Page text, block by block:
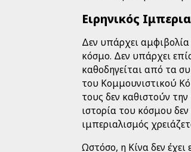
Ειρηνικός
Δεν υπάρχει αμφιβολία
κόσμο. Δεν υπάρχει
καθοδηγείται από τα
του Κομμουνιστικού
τους δεν καθιστούν
ιστορία του κόσμου
ιμπεριαλισμός
Ωστόσο, η Κίνα δεν